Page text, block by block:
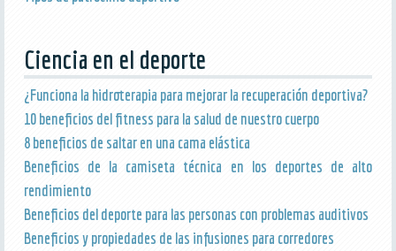
Ciencia en el deporte
¿Funciona la hidroterapia para mejorar la recuperación deportiva?
10 beneficios del fitness para la salud de nuestro cuerpo
8 beneficios de saltar en una cama elástica
Beneficios de la camiseta técnica en los deportes de alto
rendimiento
Beneficios del deporte para las personas con problemas auditivos
Beneficios y propiedades de las infusiones para corredores